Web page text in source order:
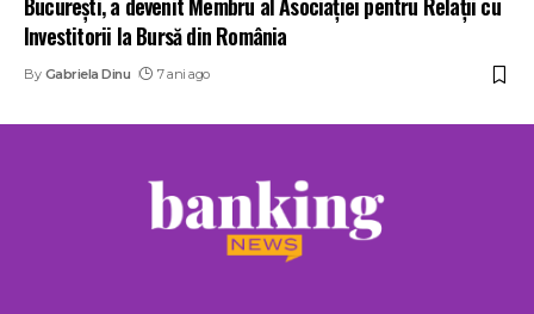
Investitorii la Bursă din România
By Gabriela Dinu 7 ani ago